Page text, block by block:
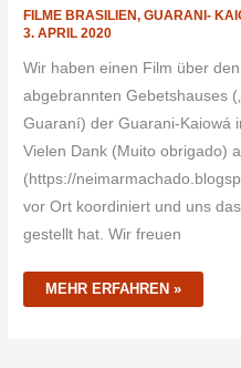
FILME BRASILIEN ,GUARANI-
3. APRIL 2020
Wir haben einen Film über
abgebrannten Gebetshauses
Guaraní) der Guarani-Kaiowá
Vielen Dank (Muito obrigado)
(https://
vor Ort koordiniert und uns
gestellt hat. Wir freuen
MEHR ERFAHREN »